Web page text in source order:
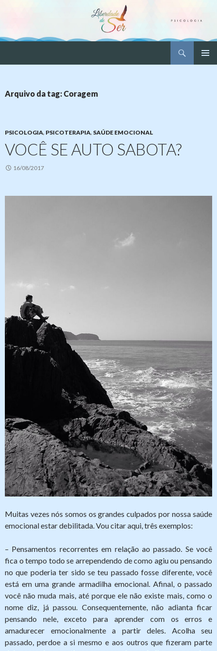
CONTEÚDO
Arquivo da tag: Coragem
PSICOLOGIA, PSICOTERAPIA, SAÚDE EMOCIONAL
VOCÊ SE AUTO SABOTA?
16/08/2017
Muitas vezes nós somos os grandes culpados por nossa saúde
emocional estar debilitada. Vou citar aqui, três exemplos:
– Pensamentos recorrentes em relação ao passado. Se você
fica o tempo todo se arrependendo de como agiu ou pensando
no que poderia ter sido se teu passado fosse diferente, você
está em uma grande armadilha emocional. Afinal, o passado
você não muda mais, até porque ele não existe mais, como o
nome diz, já passou. Consequentemente, não adianta ficar
pensando nele, exceto para aprender com os erros e
amadurecer emocionalmente a partir deles. Acolha seu
passado, perdoe a si mesmo e aos outros que fizeram parte